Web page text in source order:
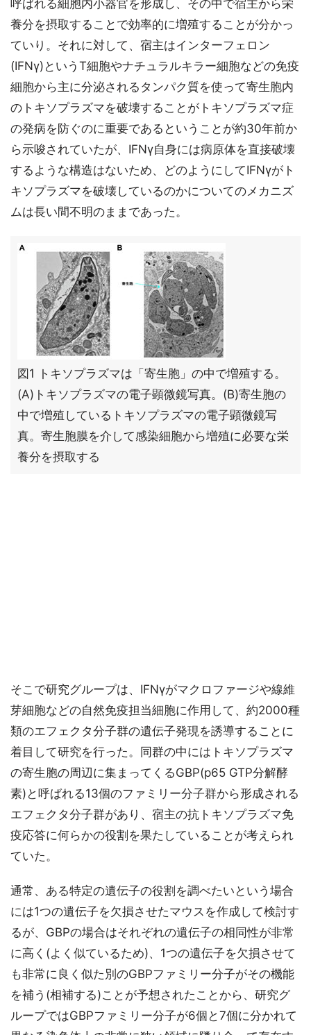
呼ばれる細胞内小器官を形成し、その中で宿主から栄
養分を摂取することで効率的に増殖することが分かっ
ていり。それに対して、宿主はインターフェロン
(IFNγ)というT細胞やナチュラルキラー細胞などの免疫
細胞から主に分泌されるタンパク質を使って寄生胞内
のトキソプラズマを破壊することがトキソプラズマ症
の発病を防ぐのに重要であるということが約30年前か
ら示唆されていたが、IFNγ自身には病原体を直接破壊
するような構造はないため、どのようにしてIFNγがト
キソプラズマを破壊しているのかについてのメカニズ
ムは長い間不明のままであった。
図1 トキソプラズマは「寄生胞」の中で増殖する。
(A)トキソプラズマの電子顕微鏡写真。(B)寄生胞の
中で増殖しているトキソプラズマの電子顕微鏡写
真。寄生胞膜を介して感染細胞から増殖に必要な栄
養分を摂取する
そこで研究グループは、IFNγがマクロファージや線維
芽細胞などの自然免疫担当細胞に作用して、約2000種
類のエフェクタ分子群の遺伝子発現を誘導することに
着目して研究を行った。同群の中にはトキソプラズマ
の寄生胞の周辺に集まってくるGBP(p65 GTP分解酵
素)と呼ばれる13個のファミリー分子群から形成される
エフェクタ分子群があり、宿主の抗トキソプラズマ免
疫応答に何らかの役割を果たしていることが考えられ
ていた。
通常、ある特定の遺伝子の役割を調べたいという場合
には1つの遺伝子を欠損させたマウスを作成して検討す
るが、GBPの場合はそれぞれの遺伝子の相同性が非常
に高く(よく似ているため)、1つの遺伝子を欠損させて
も非常に良く似た別のGBPファミリー分子がその機能
を補う(相補する)ことが予想されたことから、研究グ
ループではGBPファミリー分子が6個と7個に分かれて